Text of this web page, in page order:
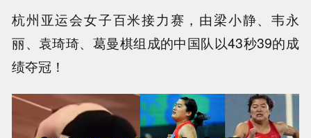
杭州亚运会女子百米接力赛，由梁小静、韦永
丽、袁琦琦、葛曼棋组成的中国队以43秒39的成
绩夺冠！